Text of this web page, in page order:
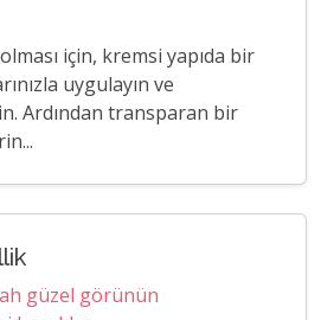
olması için, kremsi yapıda bir
uygulayın ve
Ardından transparan bir
güzel görünün